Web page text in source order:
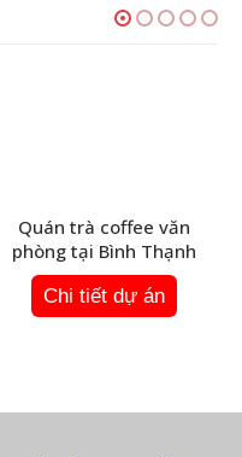
Quán trà coffee văn
phòng tại Bình Thạnh
Chi tiết dự án